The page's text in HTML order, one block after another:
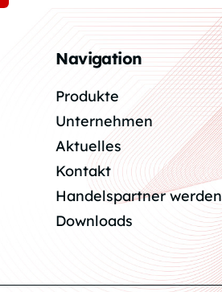
Navigation
Produkte
Unternehmen
Aktuelles
Kontakt
Handelspartner werden
Downloads